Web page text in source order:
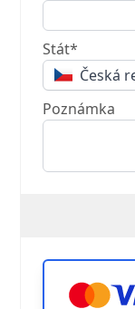
Stát*
Česká
Poznámka